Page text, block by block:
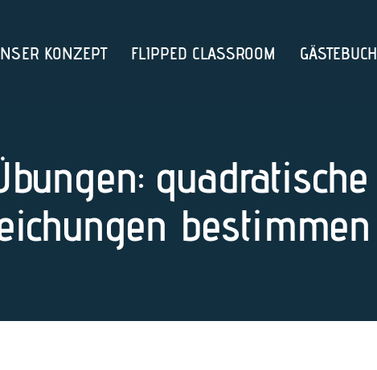
KONZEPT FLIPPED CLASSROOM GÄSTEBUCH
quadratische
bestimmen